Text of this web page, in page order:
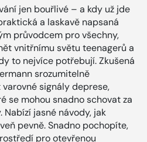
jen bouřlivé – a kdy už jde
a laskavě napsaná
průvodcem pro všechny,
vnitřnímu světu teenagerů a
to nejvíce potřebují. Zkušená
srozumitelně
signály deprese,
se mohou snadno schovat za
jasné návody, jak
pevně. Snadno pochopíte,
pro otevřenou